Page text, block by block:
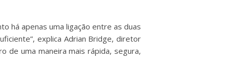
há apenas uma ligação entre as duas
explica Adrian Bridge, diretor
de uma maneira mais rápida, segura,